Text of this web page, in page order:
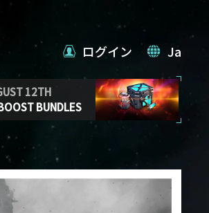
12TH
BUNDLES
ログイン Ja